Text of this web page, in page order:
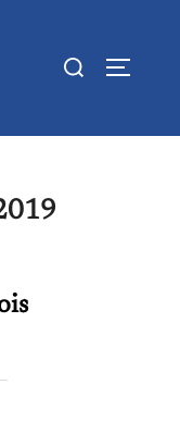
Rechercher :